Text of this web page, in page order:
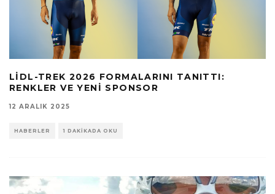
LIDL-TREK 2026 FORMALARINI TANITTI:
RENKLER VE YENI SPONSOR
12 ARALIK 2025
HABERLER 1 DAKIKADA OKU